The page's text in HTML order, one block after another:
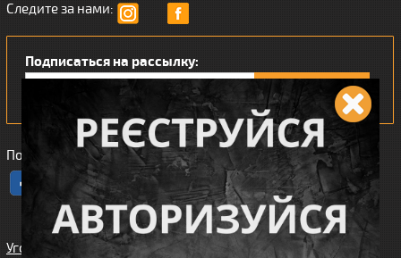
Следите за нами:
Подписаться на рассылку:
Понравился наш интернет магазин?
Угода